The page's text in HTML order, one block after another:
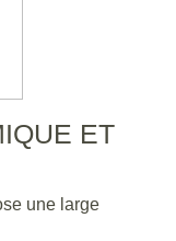
ET
une large